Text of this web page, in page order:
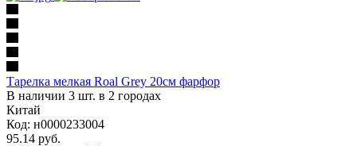
Тарелка мелкая Roal Grey 20см фарфор
В наличии 3 шт. в 2 городах
Китай
Код: н0000233004
95.14 руб.